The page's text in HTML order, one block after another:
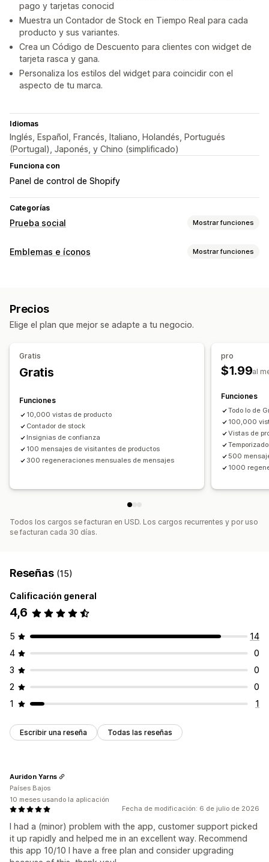
pago y tarjetas conocid
Muestra un Contador de Stock en Tiempo Real para cada
producto y sus variantes.
Crea un Código de Descuento para clientes con widget de
tarjeta rasca y gana.
Personaliza los estilos del widget para coincidir con el
aspecto de tu marca.
Idiomas
Inglés, Español, Francés, Italiano, Holandés, Portugués
(Portugal), Japonés, y Chino (simplificado)
Funciona con
Panel de control de Shopify
Categorías
Prueba social Mostrar funciones
Tipo de contenido
Visitantes únicos
Vistas de productos
Visitantes recientes
Informes y estadísticas
Seguimiento de interacción
Seguimiento de conversión
Emblemas e íconos Mostrar funciones
Banners de ofertas
Posición del ícono
Posición manual
Páginas personalizadas
Página del carrito
Páginas de colecciones
Página de inicio
Páginas de producto
Precios
Elige el plan que mejor se adapte a tu negocio.
Gratis
Gratis
Funciones
10,000 vistas de producto
Contador de stock
Insignias de confianza
100 mensajes de visitantes de productos
300 regeneraciones mensuales de mensajes
pro
$1.99al
Funciones
Todo lo de
100,000
Vistas de
500
1000
Todos los cargos se facturan en USD. Los cargos recurrentes y por uso
se facturan cada 30 días.
Reseñas (15)
Calificación general
4,6
5
14
4
0
3
0
2
0
1
1
Escribir una reseña Todas las reseñas
Fecha de modificación: 6 de julio de 2026
I had a (minor) problem with the app, customer support picked
it up rapidly and helped me in an excellent way. Recommend
this app 10/10 I have a free plan and consider upgrading
Auridon Yarns
Países Bajos
10 meses usando la aplicación